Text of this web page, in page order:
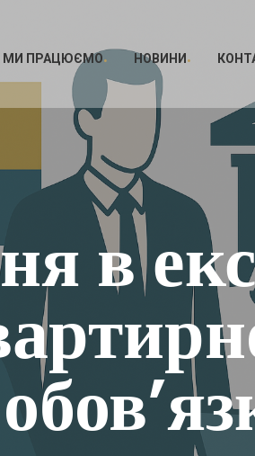
МИ ПРАЦЮЄМО НОВИНИ
в